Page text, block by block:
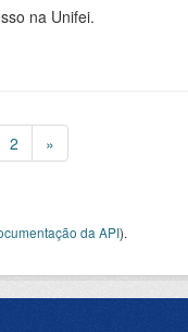
na Unifei.
2 »
da API).